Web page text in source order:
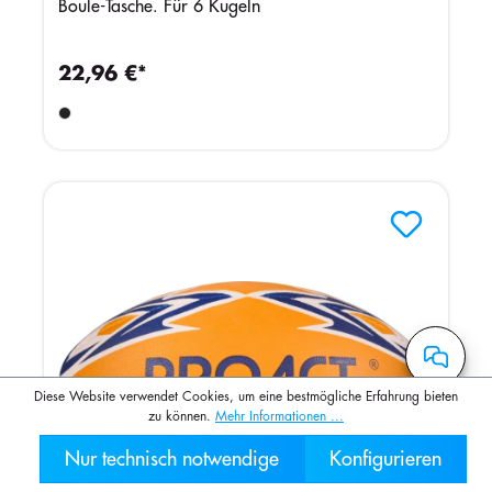
030 2000
Boule-Tasche. Für 6 Kugeln
22,96 €*
Diese Website verwendet Cookies, um eine bestmögliche Erfahrung bieten
zu können. Mehr Informationen ...
Nur technisch notwendige Konfigurieren